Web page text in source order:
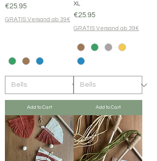
Price
€25.95
GRATIS Versand ab 39€
Add to Cart
XL
Price
€25.95
GRATIS Versand ab 39€
Add to Cart